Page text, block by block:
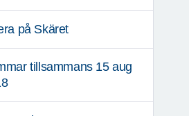
på Skäret
tillsammans 15 aug